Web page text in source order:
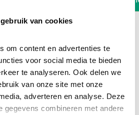
van cookies
om content en advertenties te
voor social media te bieden
te analyseren. Ook delen we
van onze site met onze
adverteren en analyse. Deze
gegevens combineren met andere